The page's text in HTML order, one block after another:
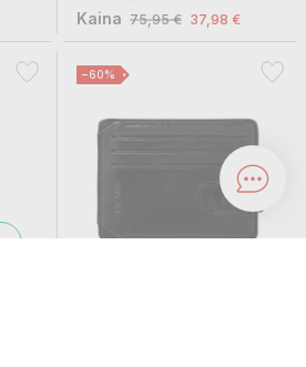
Kaina 75,95 € 37,98 €
−60%